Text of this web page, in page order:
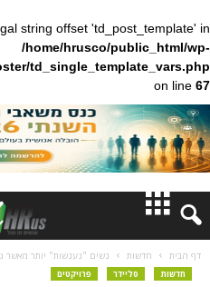
: Illegal string offset
/home/hrusco/
wp_booster/
נשים "נענשות" יותר מאשר גברים, בעבודה
פרויקטים